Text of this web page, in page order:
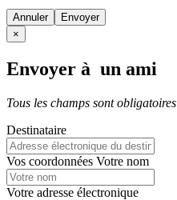
Annuler
×
Envoyer à un ami
Tous les champs sont obligatoires
Destinataire
Vos coordonnées Votre nom
Votre adresse électronique